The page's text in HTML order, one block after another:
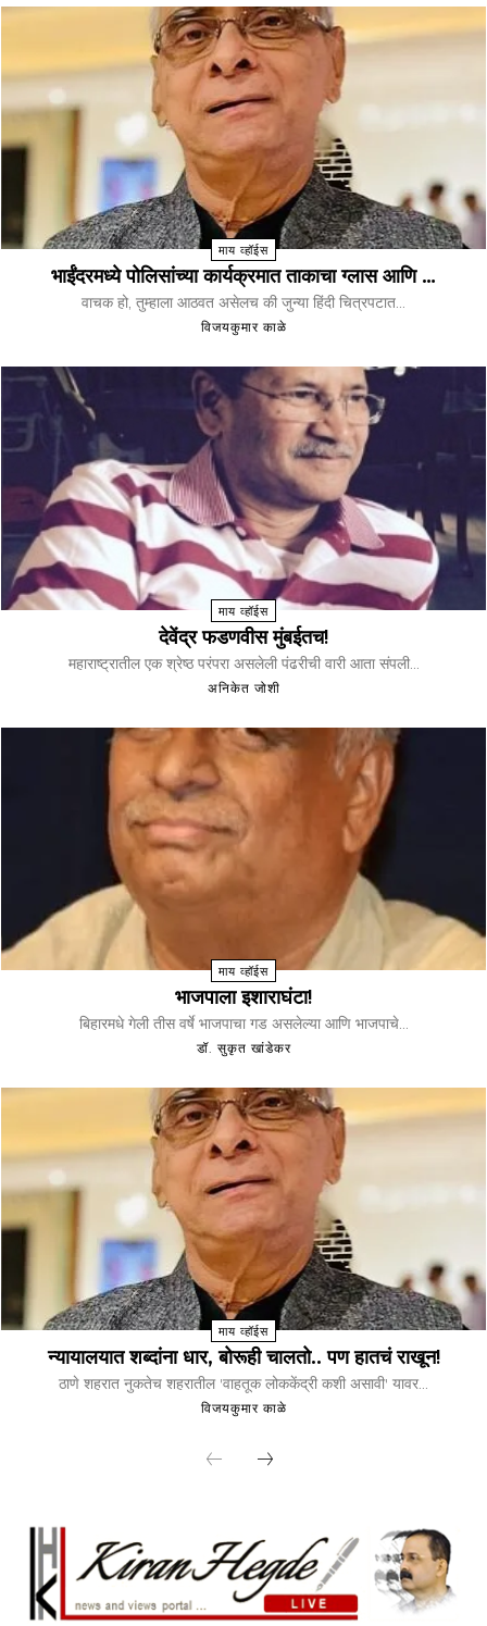
माय व्हॉईस
भाईंदरमध्ये पोलिसांच्या कार्यक्रमात ताकाचा ग्लास आणि …
वाचक हो, तुम्हाला आठवत असेलच की जुन्या हिंदी चित्रपटात...
विजयकुमार काळे
माय व्हॉईस
देवेंद्र फडणवीस मुंबईतच!
महाराष्ट्रातील एक श्रेष्ठ परंपरा असलेली पंढरीची वारी आता संपली...
अनिकेत जोशी
माय व्हॉईस
भाजपाला इशाराघंटा!
बिहारमधे गेली तीस वर्षे भाजपाचा गड असलेल्या आणि भाजपाचे...
डॉ. सुकृत खांडेकर
माय व्हॉईस
न्यायालयात शब्दांना धार, बोरूही चालतो.. पण हातचं राखून!
ठाणे शहरात नुकतेच शहरातील 'वाहतूक लोककेंद्री कशी असावी' यावर...
विजयकुमार काळे